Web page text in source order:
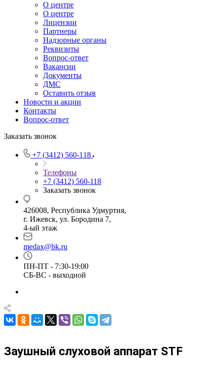
О центре
О центре
Лицензии
Партнеры
Надзорные органы
Реквизиты
Вопрос-ответ
Вакансии
Документы
ДМС
Оставить отзыв
Новости и акции
Контакты
Вопрос-ответ
Заказать звонок
+7 (3412) 560-118
Телефоны
+7 (3412) 560-118
Заказать звонок
426008, Республика Удмуртия,
г. Ижевск, ул. Бородина 7,
4-ый этаж
medax@bk.ru
ПН-ПТ - 7:30-19:00
СБ-ВС - выходной
Заушный слуховой аппарат STF